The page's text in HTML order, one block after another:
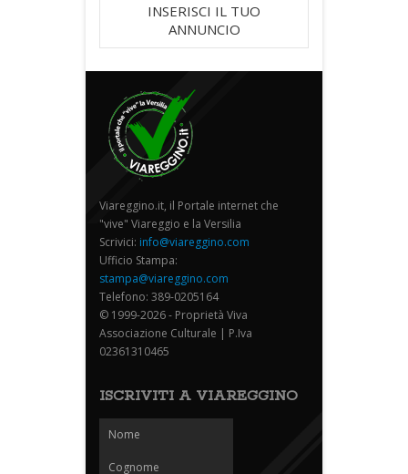
INSERISCI IL TUO
ANNUNCIO
Viareggino.it, il Portale internet che
"vive" Viareggio e la Versilia
Scrivici: info@viareggino.com
Ufficio Stampa:
stampa@viareggino.com
Telefono: 389-0205164
© 1999-2026 - Proprietà Viva
Associazione Culturale | P.Iva
02361310465
ISCRIVITI A VIAREGGINO